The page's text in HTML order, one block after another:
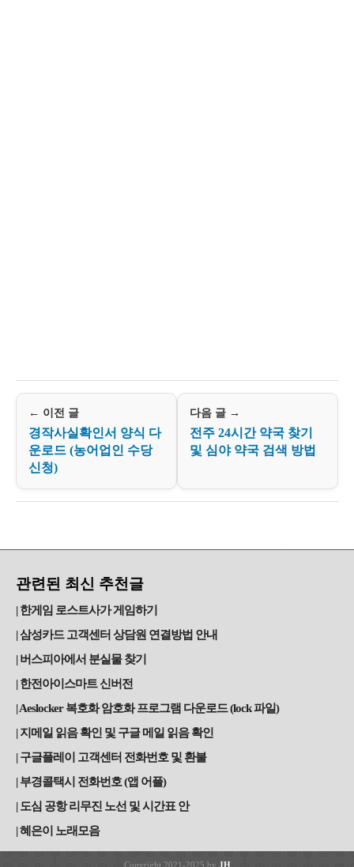
← 이전 글
경작사실확인서 양식 다
운로드 (농어업인 수당
신청)
다음 글 →
전주 24시간 약국 찾기
및 심야 약국 검색 방법
관련된 최신 추천글
한게임 로스트사가 게임하기
삼성카드 고객센터 상담원 연결방법 안내
버스피아에서 분실물 찾기
한전아이스마트 신버전
Aeslocker 복호화 암호화 프로그램 다운로드 (lock 파일)
지메일 읽음 확인 및 구글 메일 읽음 확인
구글플레이 고객센터 전화번호 및 환불
부경콜택시 전화번호 (앱 어플)
도심 공항 리무진 노선 및 시간표 안
혜은이 노래모음
Copyright 2021-2025 by JH